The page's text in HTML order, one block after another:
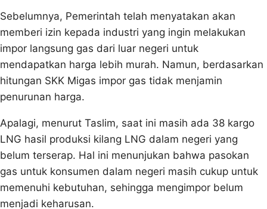
Sebelumnya, Pemerintah telah menyatakan akan
memberi izin kepada industri yang ingin melakukan
impor langsung gas dari luar negeri untuk
mendapatkan harga lebih murah. Namun, berdasarkan
hitungan SKK Migas impor gas tidak menjamin
penurunan harga.
Apalagi, menurut Taslim, saat ini masih ada 38 kargo
LNG hasil produksi kilang LNG dalam negeri yang
belum terse‎rap. Hal ini menunjukan bahwa pasokan
gas untuk konsumen dalam negeri masih cukup untuk
memenuhi kebutuhan, sehingga mengimpor belum
menjadi keharusan.